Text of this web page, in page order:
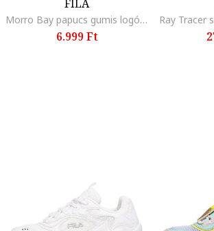
FILA
Morro Bay papucs gumis logóval, Piros/Fekete/Páfrányzöld
6.999 Ft